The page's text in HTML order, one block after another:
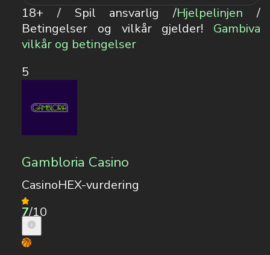
18+ / Spil ansvarlig /Hjelpelinjen /
Betingelser og vilkår gjelder! Gambiva
vilkår og betingelser
5
Gambloria Casino
CasinoHEX-vurdering
7/10